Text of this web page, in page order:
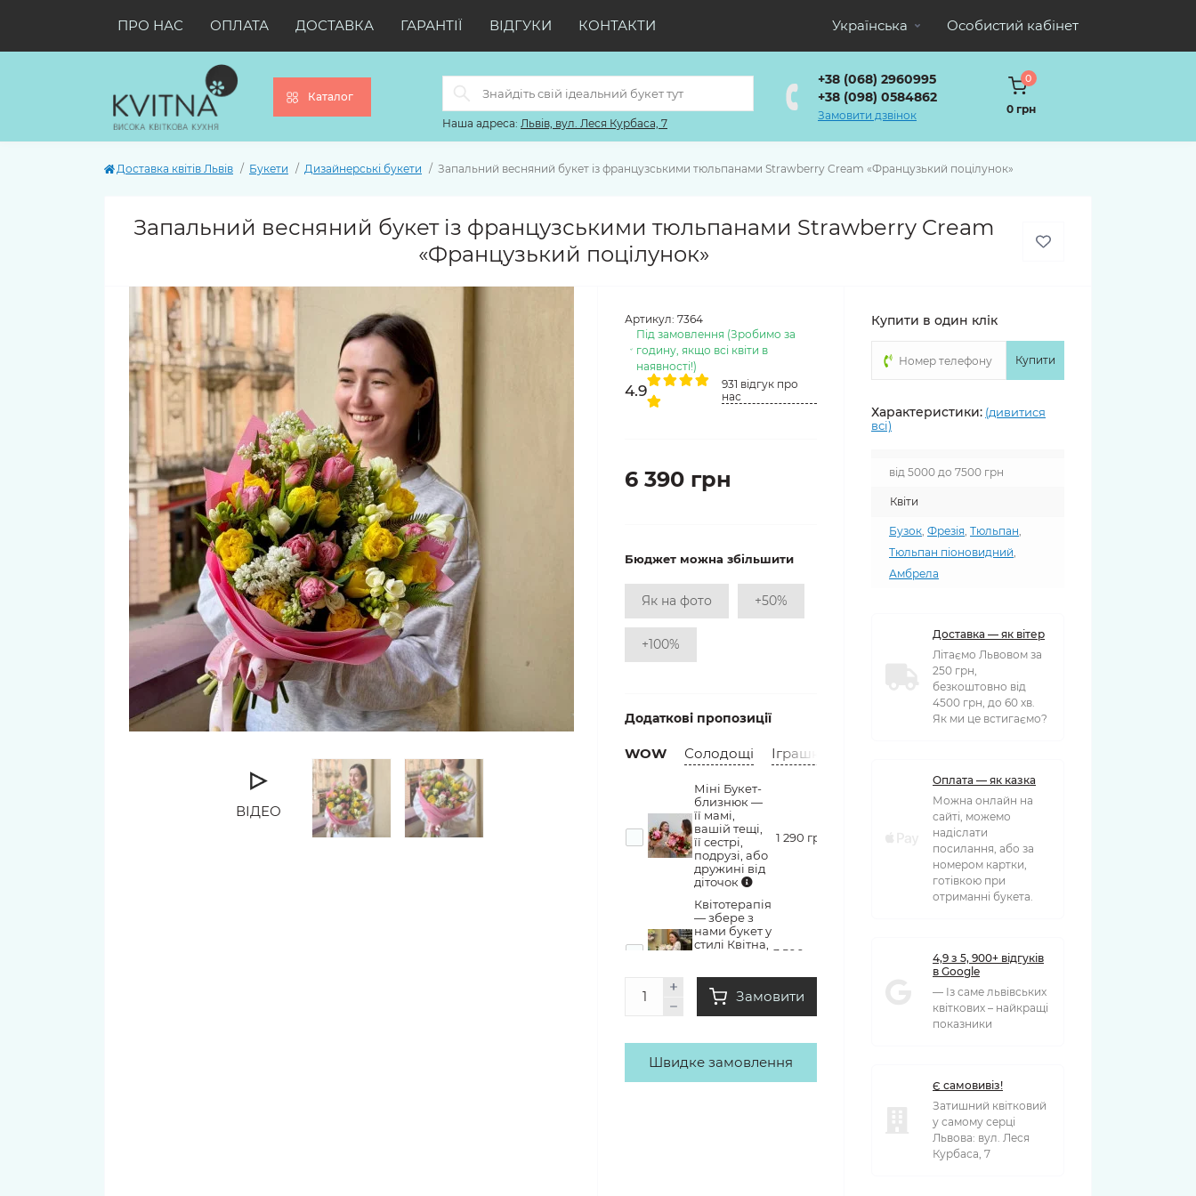
ПРО НАС ОПЛАТА ДОСТАВКА ГАРАНТІЇ ВІДГУКИ КОНТАКТИ Українська Особистий кабінет
Каталог
Наша адреса: Львів, вул. Леся Курбаса, 7
+38 (068) 2960995
+38 (098) 0584862
Замовити дзвінок
0
0 грн
Доставка квітів Львів Букети Дизайнерські букети Запальний весняний букет із французськими тюльпанами Strawberry Cream «Французький поцілунок»
Запальний весняний букет із французськими тюльпанами Strawberry Cream
«Французький поцілунок»
ВІДЕО
Артикул: 7364
Під замовлення (Зробимо за
годину, якщо всі квіти в
наявності!)
4.9
931 відгук про
нас
6 390 грн
Бюджет можна збільшити
Як на фото +50%
+100%
Додаткові пропозиції
WOW Солодощі Іграшки
Міні Букет-
близнюк —
її мамі,
вашій тещі,
її сестрі,
подрузі, або
дружині від
діточок
1 290 грн
Квітотерапія
— збере з
нами букет у
стилі Квітна,
емоцій
3 500 грн
Замовити
Швидке замовлення
Купити в один клік
Купити
Характеристики: (дивитися
всі)
від 5000 до 7500 грн
Квіти
Бузок, Фрезія, Тюльпан,
Тюльпан піоновидний,
Амбрела
Доставка — як вітер
Літаємо Львовом за
250 грн,
безкоштовно від
4500 грн, до 60 хв.
Як ми це встигаємо?
Оплата — як казка
Можна онлайн на
сайті, можемо
надіслати
посилання, або за
номером картки,
готівкою при
отриманні букета.
4,9 з 5, 900+ відгуків
в Google
— Із саме львівських
квіткових – найкращі
показники
Є самовивіз!
Затишний квітковий
у самому серці
Львова: вул. Леся
Курбаса, 7